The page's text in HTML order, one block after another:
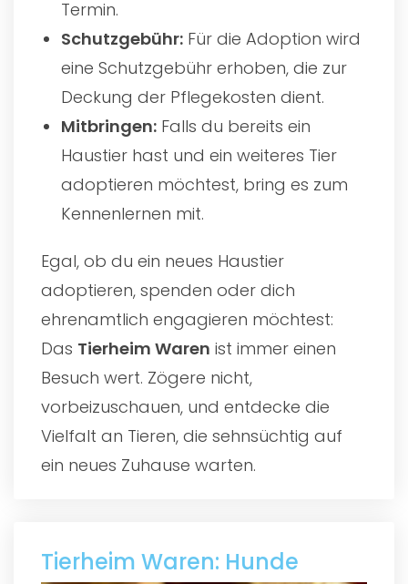
Termin.
Schutzgebühr: Für die Adoption wird
eine Schutzgebühr erhoben, die zur
Deckung der Pflegekosten dient.
Mitbringen: Falls du bereits ein
Haustier hast und ein weiteres Tier
adoptieren möchtest, bring es zum
Kennenlernen mit.
Egal, ob du ein neues Haustier
adoptieren, spenden oder dich
ehrenamtlich engagieren möchtest:
Das Tierheim Waren ist immer einen
Besuch wert. Zögere nicht,
vorbeizuschauen, und entdecke die
Vielfalt an Tieren, die sehnsüchtig auf
ein neues Zuhause warten.
Tierheim Waren: Hunde